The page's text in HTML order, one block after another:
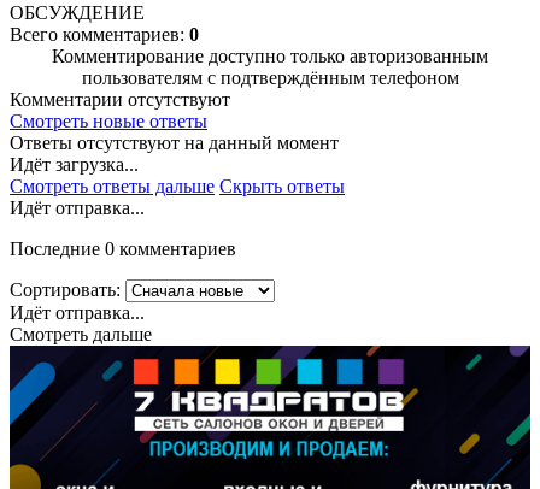
ОБСУЖДЕНИЕ
Всего комментариев: 0
Комментирование доступно только авторизованным
пользователям с подтверждённым телефоном
Комментарии отсутствуют
Смотреть новые ответы
Ответы отсутствуют на данный момент
Идёт загрузка...
Смотреть ответы дальше Скрыть ответы
Идёт отправка...
Последние 0 комментариев
Сортировать:
Идёт отправка...
Смотреть дальше